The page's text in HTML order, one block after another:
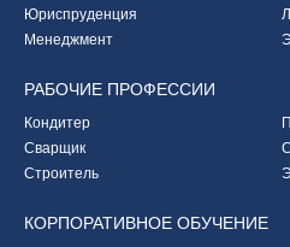
Юриспруденция
Менеджмент
РАБОЧИЕ ПРОФЕССИИ
Кондитер
Сварщик
Строитель
КОРПОРАТИВНОЕ ОБУЧЕНИЕ